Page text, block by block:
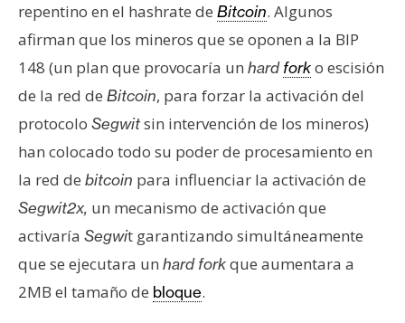
repentino en el hashrate de Bitcoin. Algunos
afirman que los mineros que se oponen a la BIP
148 (un plan que provocaría un hardforko escisión
de la red de Bitcoin, para forzar la activación del
protocolo Segwitsin intervención de los mineros)
han colocado todo su poder de procesamiento en
la red de bitcoin para influenciar la activación de
Segwit2x, un mecanismo de activación que
activaría Segwit garantizando simultáneamente
que se ejecutara un hard forkque aumentara a
2MB el tamaño de bloque.